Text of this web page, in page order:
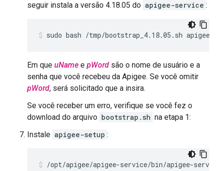
seguir instala a versão 4.18.05 do apigee-service :
sudo bash /tmp/bootstrap_4.18.05.sh
Em que uName e pWord são o nome de usuário e a
senha que você recebeu da Apigee. Se você omitir
pWord, será solicitado que a insira.
Se você receber um erro, verifique se você fez o
download do arquivo bootstrap.sh na etapa 1:
Instale apigee-setup :
/opt/apigee/apigee-service/bin/apigee-